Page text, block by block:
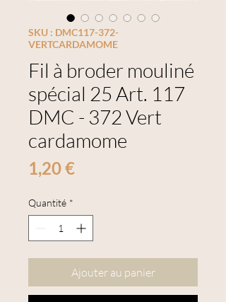
SKU : DMC117-372-
VERTCARDAMOME
Fil à broder mouliné
spécial 25 Art. 117
DMC - 372 Vert
cardamome
1,20 €Prix
Quantité *
Ajouter au panier